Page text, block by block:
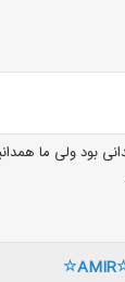
بود ولی ما